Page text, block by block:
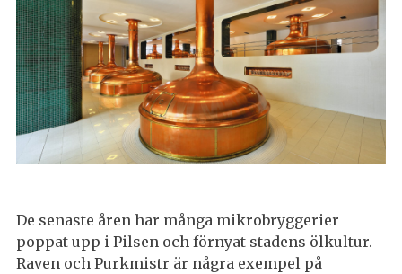
De senaste åren har många mikrobryggerier
poppat upp i Pilsen och förnyat stadens ölkultur.
Raven och Purkmistr är några exempel på